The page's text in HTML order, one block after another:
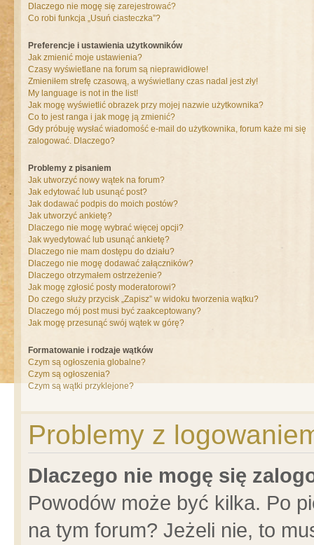
Dlaczego nie mogę się zarejestrować?
Co robi funkcja „Usuń ciasteczka”?
Preferencje i ustawienia użytkowników
Jak zmienić moje ustawienia?
Czasy wyświetlane na forum są nieprawidłowe!
Zmieniłem strefę czasową, a wyświetlany czas nadal jest zły!
My language is not in the list!
Jak mogę wyświetlić obrazek przy mojej nazwie użytkownika?
Co to jest ranga i jak mogę ją zmienić?
Gdy próbuję wysłać wiadomość e-mail do użytkownika, forum każe mi się
zalogować. Dlaczego?
Problemy z pisaniem
Jak utworzyć nowy wątek na forum?
Jak edytować lub usunąć post?
Jak dodawać podpis do moich postów?
Jak utworzyć ankietę?
Dlaczego nie mogę wybrać więcej opcji?
Jak wyedytować lub usunąć ankietę?
Dlaczego nie mam dostępu do działu?
Dlaczego nie mogę dodawać załączników?
Dlaczego otrzymałem ostrzeżenie?
Jak mogę zgłosić posty moderatorowi?
Do czego służy przycisk „Zapisz” w widoku tworzenia wątku?
Dlaczego mój post musi być zaakceptowany?
Jak mogę przesunąć swój wątek w górę?
Formatowanie i rodzaje wątków
Czym są ogłoszenia globalne?
Czym są ogłoszenia?
Czym są wątki przyklejone?
Problemy z
Dlaczego nie mogę się
Powodów może być kilka. Po
na tym forum? Jeżeli nie, to